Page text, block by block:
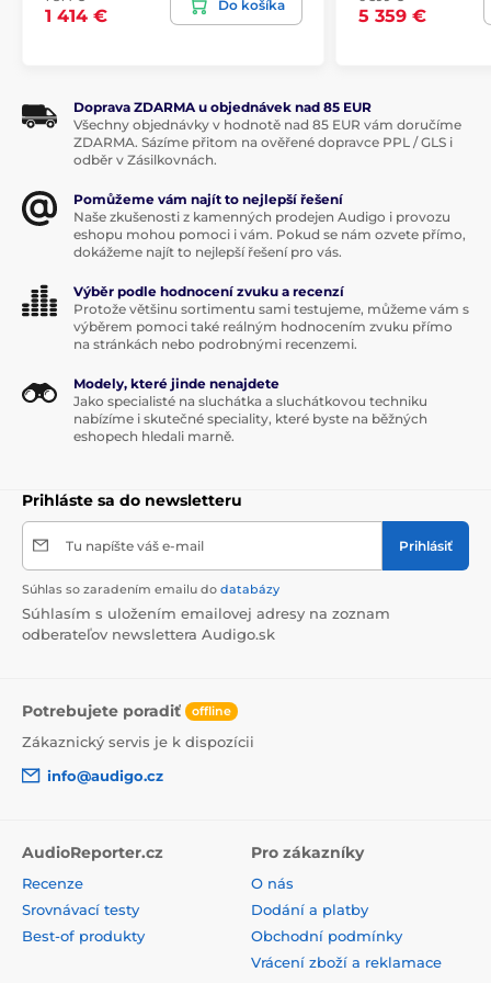
Tělo z prvotřídního hliníku
Celé tělo zesilovače je složeno z kvalitních hliníkových
tvar ale nejen lahodí oku. Ve skutečnosti odvádí také
důležitou práci při chlazení veškeré elektroniky uvnitř
zesilovače.
Specifikace
1 414 €
Do košíka
5 359 €
Doprava ZDARMA u objednávek nad 85 EUR
Všechny objednávky v hodnotě nad 85 EUR vám doručíme
ZDARMA. Sázíme přitom na ověřené dopravce PPL / GLS i
odběr v Zásilkovnách.
Pomůžeme vám najít to nejlepší řešení
Naše zkušenosti z kamenných prodejen Audigo i provozu
eshopu mohou pomoci i vám. Pokud se nám ozvete přímo,
dokážeme najít to nejlepší řešení pro vás.
Výběr podle hodnocení zvuku a recenzí
Protože většinu sortimentu sami testujeme, můžeme vám s
výběrem pomoci také reálným hodnocením zvuku přímo
na stránkách nebo podrobnými recenzemi.
Modely, které jinde nenajdete
Jako specialisté na sluchátka a sluchátkovou techniku
nabízíme i skutečné speciality, které byste na běžných
eshopech hledali marně.
Prihláste sa do newsletteru
Tu napíšte váš e-mail Prihlásiť
Súhlas so zaradením emailu do databázy
Súhlasím s uložením emailovej adresy na zoznam
odberateľov newslettera Audigo.sk
Potrebujete poradiť offline
Zákaznický servis je k dispozícii
info@audigo.cz
AudioReporter.cz
Recenze
Srovnávací testy
Best-of produkty
Pro zákazníky
O nás
Dodání a platby
Obchodní podmínky
Vrácení zboží a reklamace